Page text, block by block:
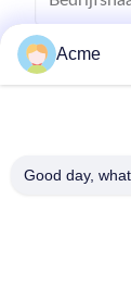
Acme
Good day,